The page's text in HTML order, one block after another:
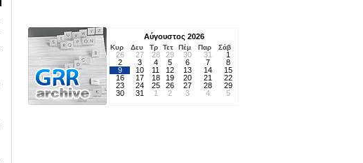
Αύγουστος 2026
Κυρ Δευ Τρ Τετ Πέμ Παρ Σάβ
26 27 28 29 30 31
1
2
3 4 5 6 7
8
9
10 11 12 13 14
15
16
17 18 19 20 21
22
23
24 25 26 27 28
29
30
31 1 2 3 4 5